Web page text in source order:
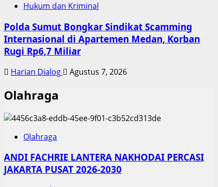
Hukum dan Kriminal
Polda Sumut Bongkar Sindikat Scamming
Internasional di Apartemen Medan, Korban
Rugi Rp6,7 Miliar
Harian Dialog Agustus 7, 2026
Olahraga
Olahraga
ANDI FACHRIE LANTERA NAKHODAI PERCASI
JAKARTA PUSAT 2026-2030